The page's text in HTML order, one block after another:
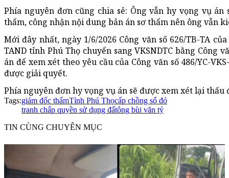
Phía nguyên đơn cũng chia sẻ: Ông vẫn hy vọng vụ
thẩm, công nhận nội dung bản án sơ thẩm nên ông vẫn
Mới đây nhất, ngày 1/6/2026 Công văn số 626/TB-TA
TAND tỉnh Phú Thọ chuyển sang VKSNDTC bằng Công
án để xem xét theo yêu cầu của Công văn số 486/YC-
được giải quyết.
Phía nguyên đơn hy vọng vụ án sẽ được xem xét lại
Tags:giám đốc thẩmTỉnh Phú Thọcấp chồng sổ đỏ
tranh chấp quyền sử dụng đấtông bùi văn tý
TIN CÙNG CHUYÊN MỤC